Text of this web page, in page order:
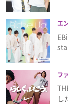
フィルム
Emoメン
ランキング
エ
フ
し